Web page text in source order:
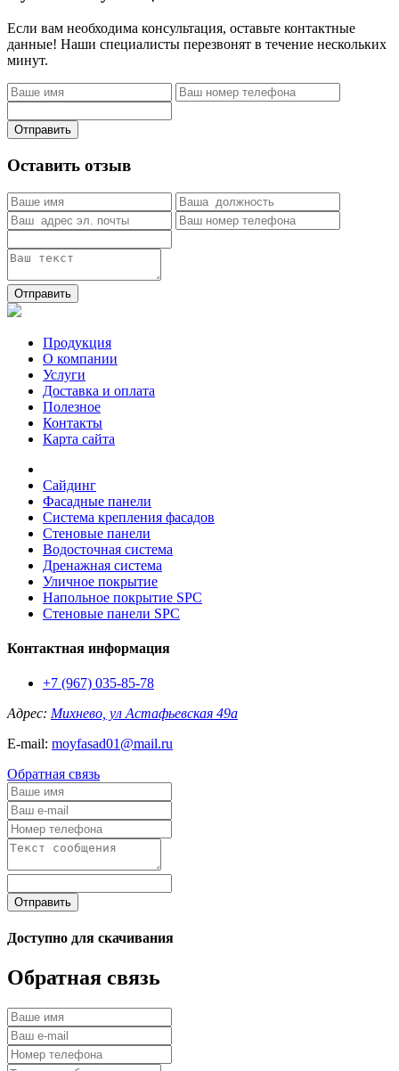
Если вам необходима консультация, оставьте контактные
данные! Наши специалисты перезвонят в течение нескольких
минут.
Отправить
Оставить отзыв
Отправить
Продукция
О компании
Услуги
Доставка и оплата
Полезное
Контакты
Карта сайта
Сайдинг
Фасадные панели
Система крепления фасадов
Стеновые панели
Водосточная система
Дренажная система
Уличное покрытие
Напольное покрытие SPC
Стеновые панели SPC
Контактная информация
+7 (967) 035-85-78
Адрес: Михнево, ул Астафьевская 49а
E-mail: moyfasad01@mail.ru
Обратная связь
Отправить
Доступно для скачивания
Обратная связь